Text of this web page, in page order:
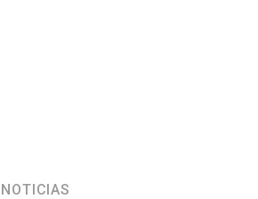
NOTICIAS